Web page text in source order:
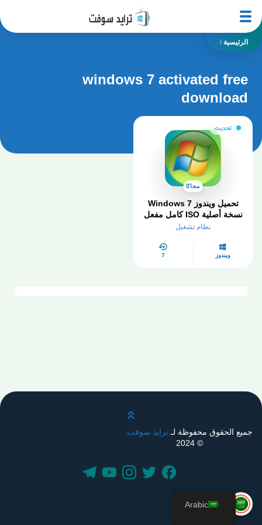
الرئيسية /
windows 7 activated free
download
تحديث
مجانًا
تحميل ويندوز Windows 7
نسخة أصلية ISO كامل مفعل
2026
نظام تشغيل
ويندوز 7
قم بالتمرير لأعلى
جميع الحقوق محفوظة لـترايد سوفت
© 2024
Arabic